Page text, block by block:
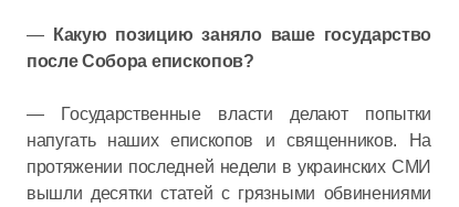
—
Какую позицию заняло ваше государство
после Собора епископов?
— Государственные власти делают попытки
напугать наших епископов и священников. На
протяжении последней недели в украинских СМИ
вышли десятки статей с грязными обвинениями